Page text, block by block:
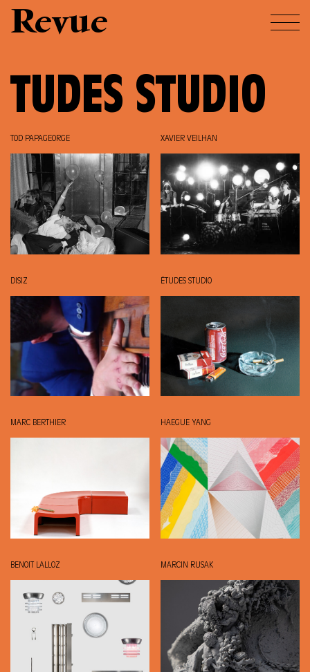
Revue
TUDES STUDIO
TOD PAPAGEORGE XAVIER VEILHAN
DISIZ ÉTUDES STUDIO
MARC BERTHIER HAEGUE YANG
BENOIT LALLOZ MARCIN RUSAK